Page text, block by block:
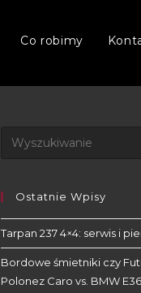
Co robimy
Ostatnie Wpisy
Tarpan 237 4×4: serwis i
Bordowe śmietniki czy
Polonez Caro vs. BMW E36